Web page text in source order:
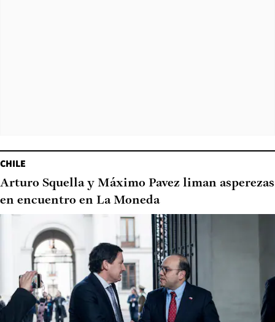
CHILE
Arturo Squella y Máximo Pavez liman asperezas
en encuentro en La Moneda